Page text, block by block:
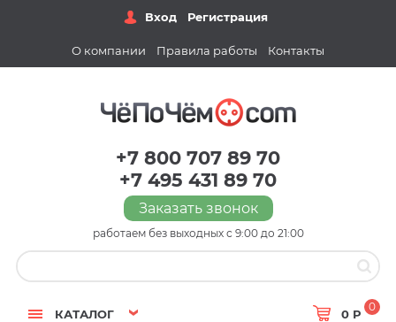
Вход Регистрация
О компании Правила работы Контакты
+7 800 707 89 70
+7 495 431 89 70
Заказать звонок
работаем без выходных с 9:00 до 21:00
КАТАЛОГ 0 Р
0